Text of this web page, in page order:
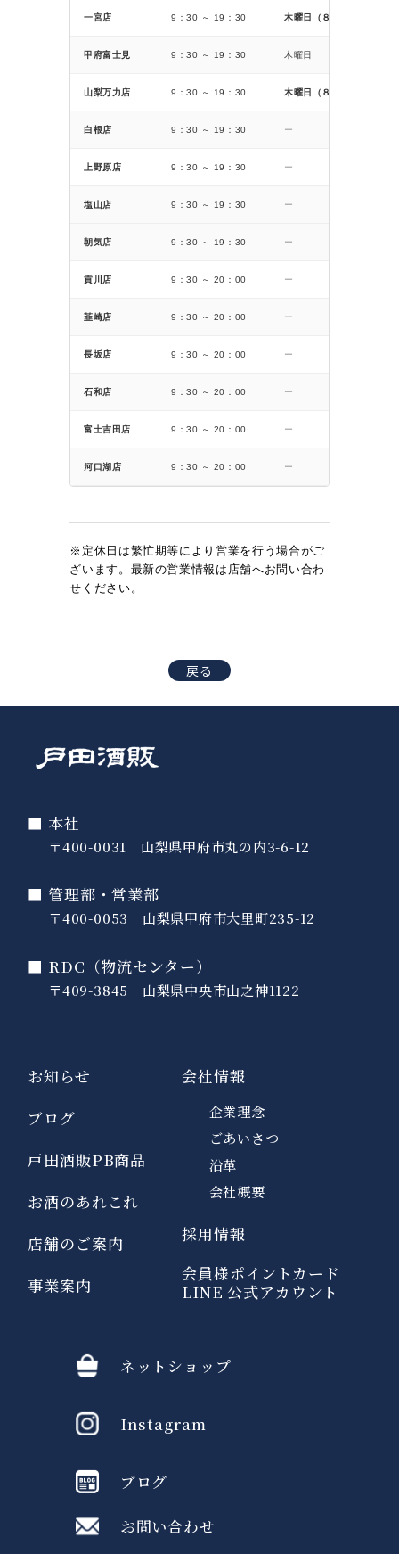
一宮店 9：30 ～ 19：30 木曜日（８月１3日の木曜
甲府富士見 9：30 ～ 19：30 木曜日
山梨万力店 9：30 ～ 19：30 木曜日（８月１3日の木曜
白根店 9：30 ～ 19：30 ー
上野原店 9：30 ～ 19：30 ー
塩山店 9：30 ～ 19：30 ー
朝気店 9：30 ～ 19：30 ー
貢川店 9：30 ～ 20：00 ー
韮崎店 9：30 ～ 20：00 ー
長坂店 9：30 ～ 20：00 ー
石和店 9：30 ～ 20：00 ー
富士吉田店 9：30 ～ 20：00 ー
河口湖店 9：30 ～ 20：00 ー
※定休日は繁忙期等により営業を行う場合がご
ざいます。最新の営業情報は店舗へお問い合わ
せください。
戻る
■ 本社
〒400-0031 山梨県甲府市丸の内3-6-12
■ 管理部・営業部
〒400-0053 山梨県甲府市大里町235-12
■ RDC（物流センター）
〒409-3845 山梨県中央市山之神1122
お知らせ
ブログ
戸田酒販PB商品
お酒のあれこれ
店舗のご案内
事業案内
会社情報
企業理念
ごあいさつ
沿革
会社概要
採用情報
会員様ポイントカード
LINE 公式アカウント
ネットショップ
Instagram
ブログ
お問い合わせ